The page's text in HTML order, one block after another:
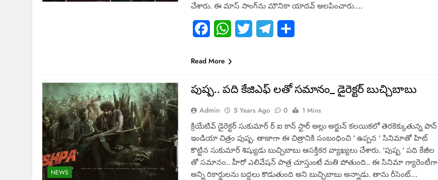
చేశారు. ఈ మాస్‌ సాంగ్‌ను మౌనికా యాదవ్‌ అలపించారు….
FacebookWhatsApp
Twitter Telegram
Read More
NEWS
పుష్ప.. పది కేజిఎఫ్ లతో సమానం_ డైరెక్టర్ బుచ్చిబాబు
Admin 5 Years Ago 0
1 Mins
క్రియేటివ్ డైరెక్టర్ సుకుమార్ ర్ ఐ కాన్ స్టార్ అల్లు అర్జున్ కలయికలో తెరకెక్కుతున్న పాన్
ఇండియా చిత్రం పుష్ప. తాజాగా ఈ చిత్రానికి సంబంధించి ‘ ఉప్పన ‘ సినిమాతో హిట్
కొట్టిన సుకుమార్ శిష్యుడు బుచ్చిబాబు ఆసక్తికర వ్యాఖ్యలు చేశారు. ‘పుష్ప ‘ పది కేజీల
తో సమానం.. హీరో ఎలివేషన్ పాత్ర చూస్తుంటే మతి పోతుంది.. ఈ సినిమా గ్యారెంటీగా
అన్ని రికార్డులను బద్దలు కొడుతుంది అని బుచ్చిబాబు అన్నాడు. తాను రీసెంట్…